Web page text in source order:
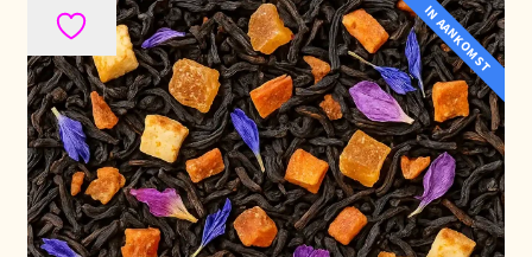
Algemene Voorwaarden
Allgemeine Geschäftsbedingungen
Assortiment
Assortiment
IN AANKOMST